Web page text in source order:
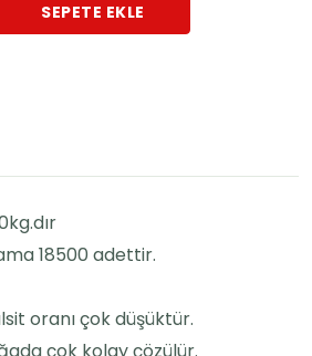
SEPETE EKLE
18500 adettir.
oranı çok düşüktür.